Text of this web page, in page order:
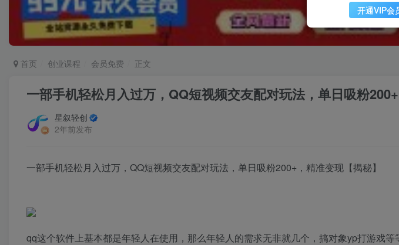
首页 创业课程 会员免费 正文
一部手机轻松月入过万，QQ短视频交友配对玩法，单日吸粉
星叙轻创
2年前发布
一部手机轻松月入过万，QQ短视频交友配对玩法，单日吸粉200+，精准变现【揭秘】
qq这个软件上基本都是年轻人在使用，那么年轻人的需求无非就几个，搞对象yp打游戏
开通VIP会